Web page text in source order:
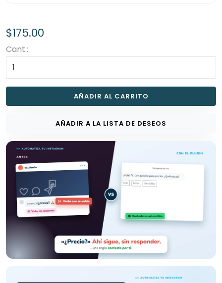
$175.00
Cant.:
AÑADIR AL CARRITO
AÑADIR A LA LISTA DE DESEOS